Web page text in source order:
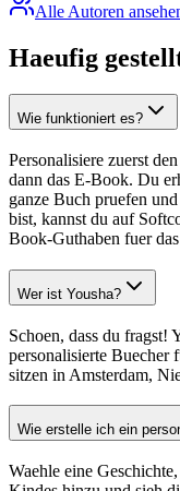
Alle Autoren
Haeufig
Wie funktioniert es?
Personalisiere zuerst
dann das E-Book. Du
ganze Buch pruefen
bist, kannst du auf
Book-Guthaben fuer
Wer ist Yousha?
Schoen, dass du fragst!
personalisierte Buecher
sitzen in Amsterdam,
Wie erstelle ich ein
Waehle eine